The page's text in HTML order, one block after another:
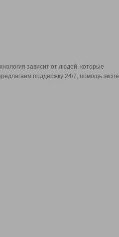
зависит от людей, которые
поддержку 24/7, помощь